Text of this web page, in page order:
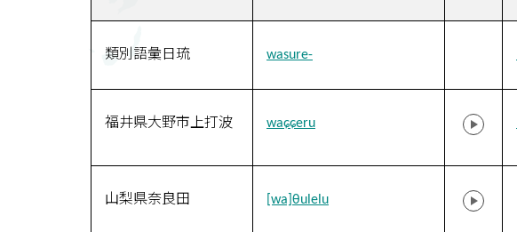
類別語彙日琉 wasure-
福井県大野市上打波 waɕɕeru
山梨県奈良田 [wa]θulelu